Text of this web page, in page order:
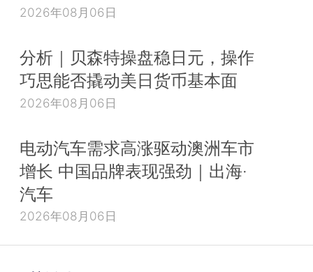
2026年08月06日
分析｜贝森特操盘稳日元，操作
巧思能否撬动美日货币基本面
2026年08月06日
电动汽车需求高涨驱动澳洲车市
增长 中国品牌表现强劲｜出海·
汽车
2026年08月06日